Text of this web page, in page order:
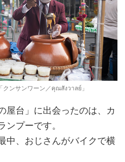
クンサンワーン／คุณสังวาลย์」
屋台」に出会ったのは、カ
プーです。
中、おじさんがバイクで横